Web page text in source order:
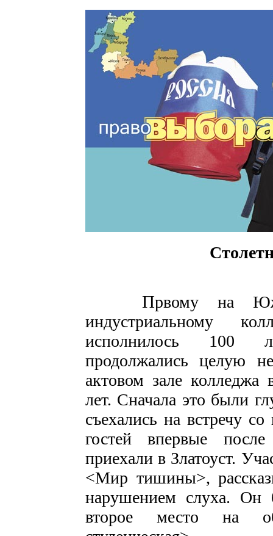
Првому на
индустриальному
исполнилось 100
продолжались целую
актовом зале колледжа
лет. Сначала это были
съехались на встречу
гостей впервые
приехали в Златоуст.
<Мир тишины>,
нарушением слуха. Он
второе место на